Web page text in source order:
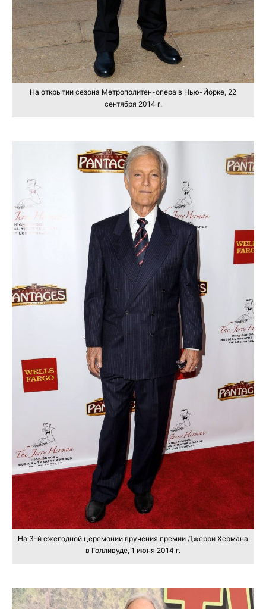
На открытии сезона Метрополитен-опера в Нью-Йорке, 22
сентября 2014 г.
На 3-й ежегодной церемонии вручения премии Джерри Хермана
в Голливуде, 1 июня 2014 г.